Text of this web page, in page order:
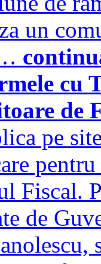
un
cu
de
pe
Fiscal.
de